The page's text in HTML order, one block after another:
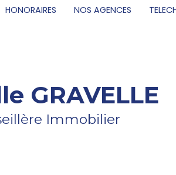
HONORAIRES NOS AGENCES
GRAVELLE
Immobilier